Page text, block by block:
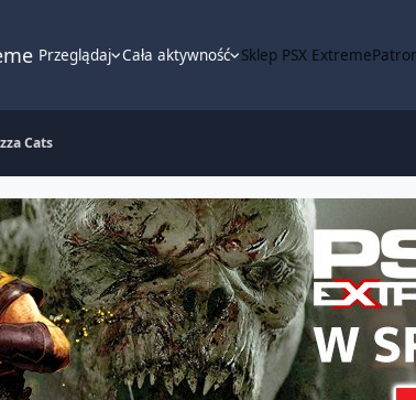
Przeglądaj Cała aktywność Sklep PSX Extreme
Cats